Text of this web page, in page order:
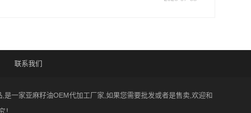
联系我们
一家亚麻籽油OEM代加工厂家,如果您需要批发或者是售卖,欢迎和
！